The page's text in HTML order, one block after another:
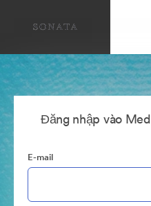
Đăng nhập vào
E-mail